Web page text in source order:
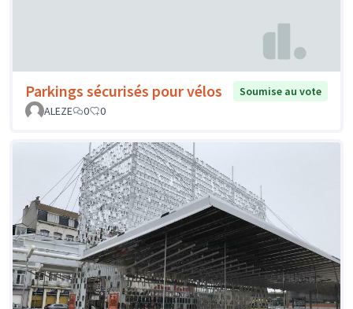
Parkings sécurisés pour vélos
Soumise au vote
ALEZE
0 0